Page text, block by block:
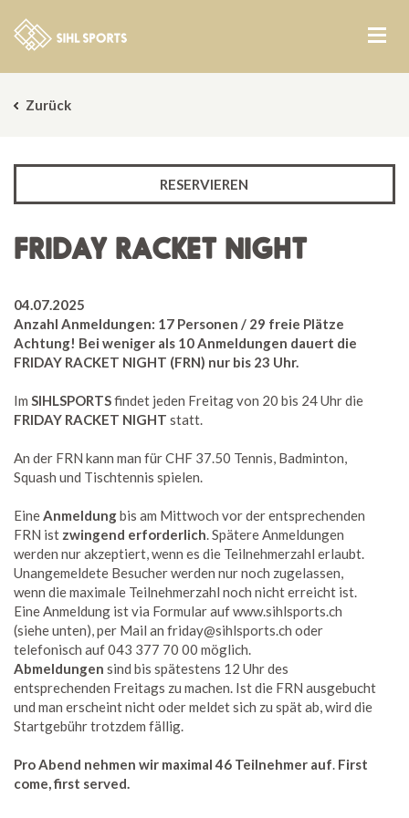
Zurück
RESERVIEREN
FRIDAY RACKET NIGHT
04.07.2025
Anzahl Anmeldungen: 17 Personen / 29 freie Plätze
Achtung! Bei weniger als 10 Anmeldungen dauert die
FRIDAY RACKET NIGHT (FRN) nur bis 23 Uhr.
Im SIHLSPORTSfindet jeden Freitag von 20 bis 24 Uhr die
FRIDAY RACKET NIGHT statt.
An der FRN kann man für CHF 37.50 Tennis, Badminton,
Squash und Tischtennis spielen.
EineAnmeldungbis am Mittwoch vor der entsprechenden
FRN ist zwingend erforderlich. Spätere Anmeldungen
werden nur akzeptiert, wenn es die Teilnehmerzahl erlaubt.
Unangemeldete Besucher werden nur noch zugelassen,
wenn die maximale Teilnehmerzahl noch nicht erreicht ist.
Eine Anmeldung ist via Formular auf www.sihlsports.ch
(siehe unten), per Mail an friday@sihlsports.ch oder
telefonisch auf 043 377 70 00 möglich.
Abmeldungen sind bis spätestens 12 Uhr des
entsprechenden Freitags zu machen. Ist die FRN ausgebucht
und man erscheint nicht oder meldet sich zu spät ab, wird die
Startgebühr trotzdem fällig.
Pro Abend nehmen wir maximal 46 Teilnehmer auf. First
come, first served.